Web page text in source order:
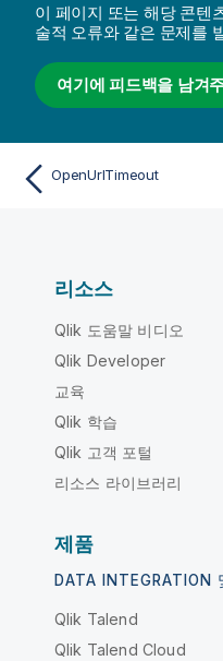
이 페이지 또는 해당 콘텐
술적 오류와 같은 문제를
여기에 피드백을 남겨
OpenUrlTimeout
리소스
Qlik 도움말 비디오
Qlik Developer
교육
Qlik 학습
Qlik 고객 포털
리소스 라이브러리
제품
DATA INTEGRATION
Qlik Talend
Qlik Talend Cloud